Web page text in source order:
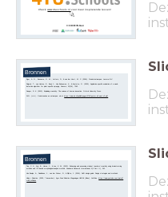
Checkwww.4tuschools.nl voor meer inspirerende lessen!
Eger, A. O., Bonnema, G. M., Lutters, D., & van der Voort, M. C. (2004).Productontwerpen.
Lemma B.V.
Ruigrok, T., van Henten, E., Booij, J., Van Boheemen, K., & Kootstra, G. (2020). Application-specific evaluation of a weed-
detection algorithm for plant-specific spraying.Sensors, 20(24), 7262.
Sawyer, R. K. (2012).Explaining creativity: The science of human innovation . Oxford University Press.
SLO. (z.d.).Onderzoeken en ontwerpen . slo.nl.https://www.slo.nl/publish/pages/5743/poster-a3-went-v2.pdf
Bronnen
Tan, C. K., Aris, B., Harun, J., & Lee, K. W. (2012). Enhancing and assessing student teachers' creativity using brainstorming
activities and ICT-based morphological analysis method.Academic Research International, 2 (1 Part II), 241.
Van Boeijen, A., Daalhuizen, J., van der Schoor, R., & Zijlstra, J. (2014).Delft design guide: Design strategies and methods.
Vision + Robotics. (2020, 7 december).Agro Food Robotics Wageningen U&R NL [Video]. YouTube.https://www.youtube.com/watch?
v=68_zvFibxds
Bronnen